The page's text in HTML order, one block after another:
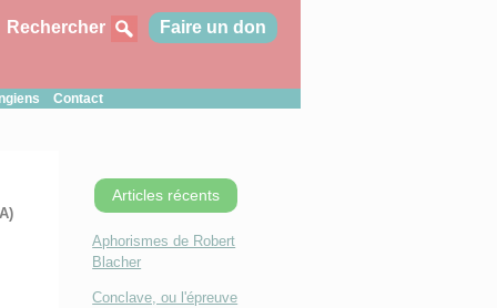
Rechercher Faire un don
Contact
Articles récents
Aphorismes de Robert
Blacher
Conclave, ou l'épreuve